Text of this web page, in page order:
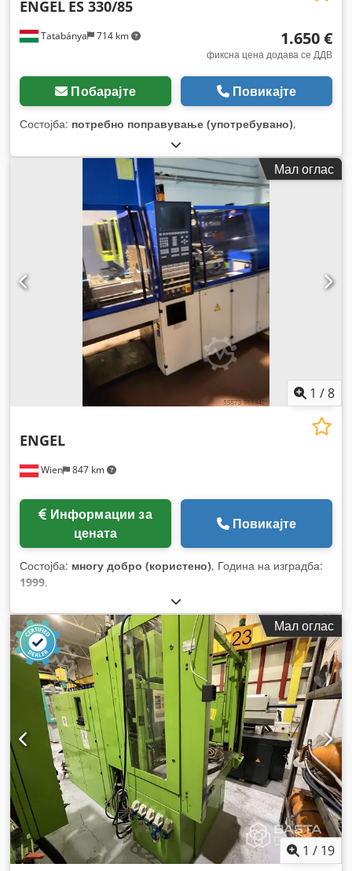
Tatabánya 714 km
ENGEL ES 330/85
1.650 €
фиксна цена додава се ДДВ
Побарајте Повикајте
Состојба: потребно поправување (употребувано),
Мал оглас
1 /8
Wien 847 km
ENGEL
цената
Повикајте
Состојба: многу добро (користено), Година на изградба:
1999,
Мал оглас
1 / 19